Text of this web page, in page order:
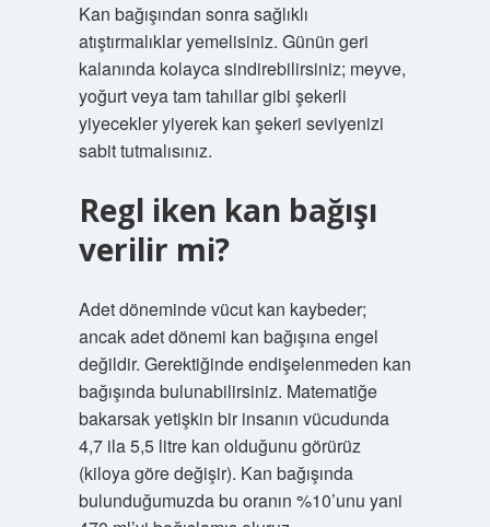
Kan bağışından sonra sağlıklı
atıştırmalıklar yemelisiniz. Günün geri
kalanında kolayca sindirebilirsiniz; meyve,
yoğurt veya tam tahıllar gibi şekerli
yiyecekler yiyerek kan şekeri seviyenizi
sabit tutmalısınız.
Regl iken kan bağışı
verilir mi?
Adet döneminde vücut kan kaybeder;
ancak adet dönemi kan bağışına engel
değildir. Gerektiğinde endişelenmeden kan
bağışında bulunabilirsiniz. Matematiğe
bakarsak yetişkin bir insanın vücudunda
4,7 ila 5,5 litre kan olduğunu görürüz
(kiloya göre değişir). Kan bağışında
bulunduğumuzda bu oranın %10’unu yani